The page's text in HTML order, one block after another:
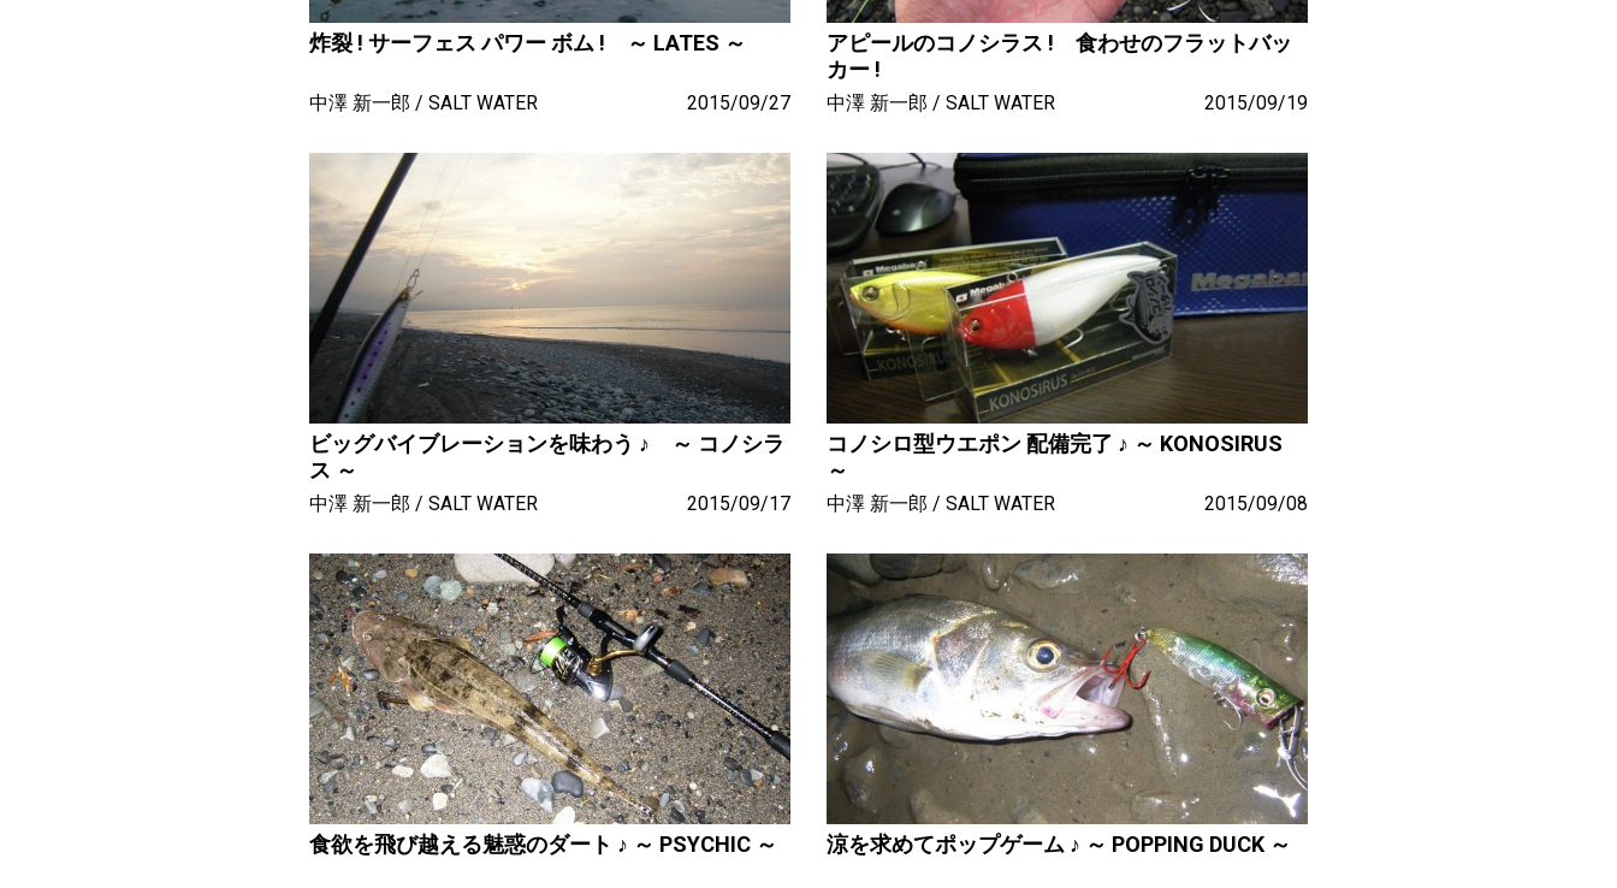
炸裂 ! サーフェス パワー ボム ! ～ LATES ～
中澤 新一郎 SALT WATER 2015/09/27
アピールのコノシラス ! 食わせのフラットバッ
カー !
中澤 新一郎 SALT WATER 2015/09/19
ビッグバイブレーションを味わう ♪ ～ コノシラ
ス ～
中澤 新一郎 SALT WATER 2015/09/17
コノシロ型ウエポン 配備完了 ♪ ～ KONOSIRUS
～
中澤 新一郎 SALT WATER 2015/09/08
食欲を飛び越える魅惑のダート ♪ ～ PSYCHIC ～ 涼を求めてポップゲーム ♪ ～ POPPING DUCK ～